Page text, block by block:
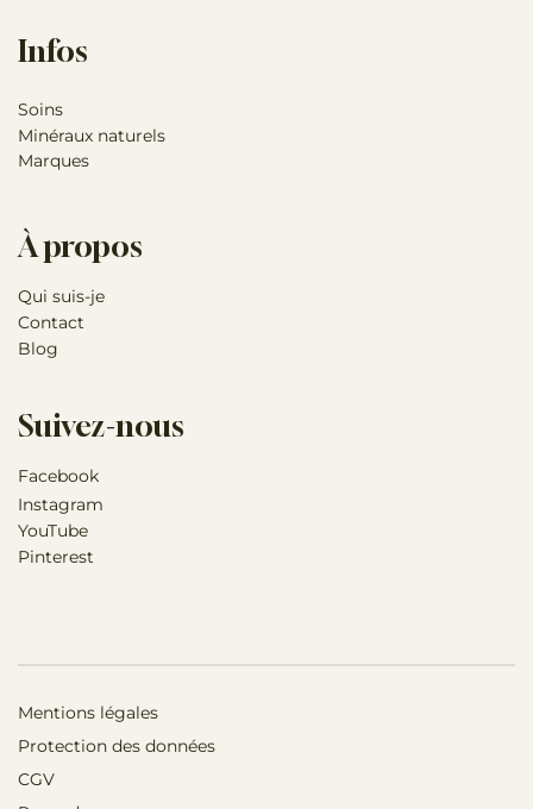
Mentions légales
Protection des données
CGV
Suivez-nous
Facebook
Instagram
YouTube
Pinterest
Infos
Soins
Minéraux naturels
Marques
À propos
Qui suis-je
Contact
Blog